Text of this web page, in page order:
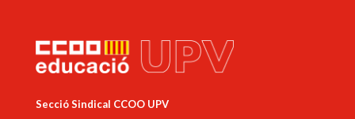
Secció Sindical CCOO UPV